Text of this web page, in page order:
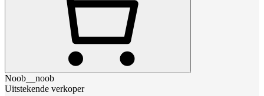
Noob__noob
Uitstekende verkoper